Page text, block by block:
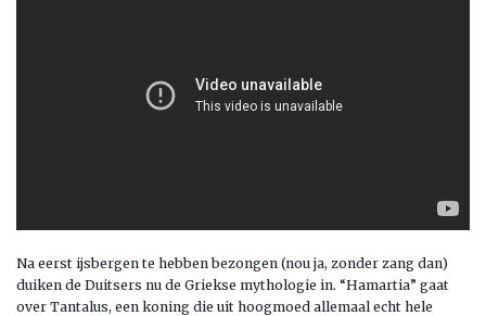
Na eerst ijsbergen te hebben bezongen (nou ja, zonder zang dan)
duiken de Duitsers nu de Griekse mythologie in. “Hamartia” gaat
over Tantalus, een koning die uit hoogmoed allemaal echt hele